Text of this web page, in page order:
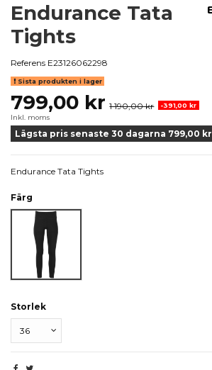
Endurance Tata
Tights
Referens E23126062298
Sista produkten i lager
799,00 kr 1 190,00 kr
-391,00 kr
Inkl. moms
Lägsta pris senaste 30 dagarna 799,00 kr
Endurance Tata Tights
Färg
Svart
Storlek